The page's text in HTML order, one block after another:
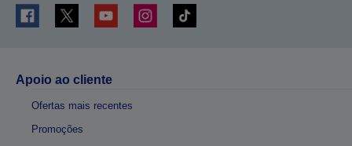
Apoio ao cliente
Ofertas mais recentes
Promoções